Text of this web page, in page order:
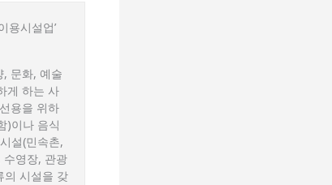
용시설업’
, 문화, 예술
게 하는 사
용을 위하
)이나 음식
설(민속촌,
수영장, 관광
의 시설을 갖